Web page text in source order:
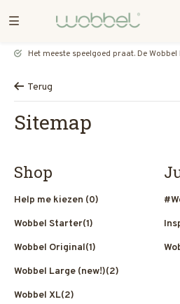
Het meeste speelgoed praat. De
Terug
Sitemap
Shop
Help me kiezen (0)
Wobbel Starter(1)
Wobbel Original(1)
Wobbel Large (new!)(2)
Wobbel XL(2)